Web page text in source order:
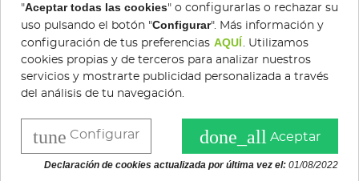
- Husqvarna y otras marcas: 982 22 42 10
- Email:info@comercialagricolaemilio.es
Gratis en pedidos superiores a 200 €
"Aceptar todas las cookies" o configurarlas o rechazar su
uso pulsando el botón "Configurar". Más información y
configuración de tus preferencias AQUÍ . Utilizamos
cookies propias y de terceros para analizar nuestros
servicios y mostrarte publicidad personalizada a través
del análisis de tu navegación.
done_all Aceptar
tune Configurar
Declaración de cookies actualizada por última vez el: 01/08/2022